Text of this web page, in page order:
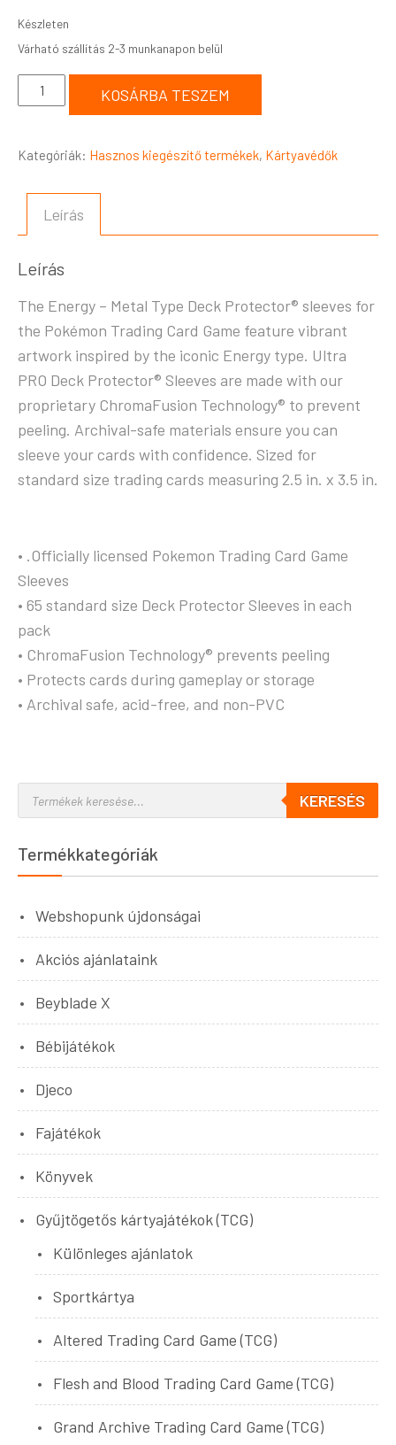
Készleten
KOSÁRBA TESZEM
Kategóriák: Hasznos kiegészítő termékek, Kártyavédők
Leírás
Leírás
The Energy – Metal Type Deck Protector® sleeves for
the Pokémon Trading Card Game feature vibrant
artwork inspired by the iconic Energy type. Ultra
PRO Deck Protector® Sleeves are made with our
proprietary ChromaFusion Technology® to prevent
peeling. Archival-safe materials ensure you can
sleeve your cards with confidence. Sized for
standard size trading cards measuring 2.5 in. x 3.5 in.
• .Officially licensed Pokemon Trading Card Game
Sleeves
• 65 standard size Deck Protector Sleeves in each
pack
• ChromaFusion Technology® prevents peeling
• Protects cards during gameplay or storage
• Archival safe, acid-free, and non-PVC
KERESÉS
Termékkategóriák
Webshopunk újdonságai
Akciós ajánlataink
Beyblade X
Bébijátékok
Djeco
Fajátékok
Könyvek
Gyűjtögetős kártyajátékok (TCG)
Különleges ajánlatok
Sportkártya
Altered Trading Card Game (TCG)
Flesh and Blood Trading Card Game (TCG)
Grand Archive Trading Card Game (TCG)